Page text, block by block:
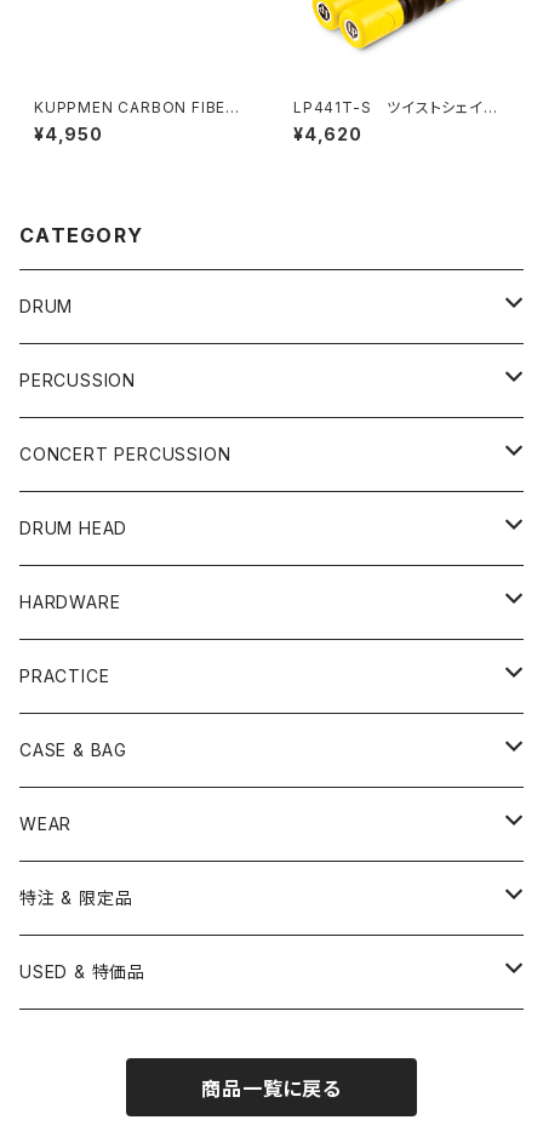
KUPPMEN CARBON FIBER
DRUMSTICKS CFDS5B
¥4,950
LP441T-S ツイストシェイカ
ー ソフト
¥4,620
CATEGORY
DRUM
DRUM SET
YAMAHA
PEARL
SNARE
TAMA
PEARL
LUDWIG
GRETSCH
CYMBAL
ZILDJIAN
SABIAN
ISTANBUL MEHMET
ACCESSORY
MUTE
BEATER
STICK
DRUM STICK
MARCHING STICK
ELECTRICK DRUM
PERCUSSION
CAJON
CONGA
BONGO
TABLA BONGO
DJEMBE
DARBUKA
PANDEIRO
TAMBORIM
HAND PAN
TAMBOURINE
CONCERT PERCUSSION
CONCERT SNARE
CONCERT CYMBAL
PAIR CYMBAL
SUSPENDED CYMBAL
小物楽器
TAMBORIN
TRAIANGLE
STICK
MALLET
MARIMBA
VIBRAPHONE
楽譜
打楽器ソロ
GONG
DRUM HEAD
SNARE HEAD
REMO
EVANS
TOM HEAD
6" HEAD
8" HEAD
BASS DRUM HEAD
18" HEAD
20" HEAD
OTHER HEAD
HARDWARE
Cymbal Stands
Boom Stand
Straight Stand
Snare Stands
Hi-Hat Stands
Drum Pedals
Single Pedal
Hadware Kits
Clamps&Attachment
PRACTICE
CYMBAL
PAD
BOOK ＆ MOVIE
Rhythm & Drums magazine
CASE & BAG
STICK BAG
Link of Happiness
CYMBAL CASE
PERCUSSION CASE
ACCESSORY
WEAR
BURR FINE COFFEE
HI-HAT
特注 & 限定品
ZIldjian 選定シンバル
2024年Pearl台湾ファクトリーツアー記念品
USED & 特価品
商品一覧に戻る